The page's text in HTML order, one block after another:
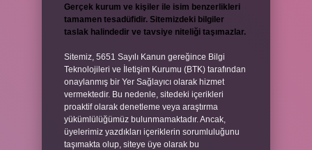
Gerçek kurum ve kişiler ile isim benzerlikleri
tamamen tesadüfidir. Sitemizdeki bilgiler
taslak halindedir ve tavsiye niteliği taşımazlar.
Sitemiz, 5651 Sayılı Kanun gereğince Bilgi
Teknolojileri ve İletişim Kurumu (BTK) tarafından
onaylanmış bir Yer Sağlayıcı olarak hizmet
vermektedir. Bu nedenle, sitedeki içerikleri
proaktif olarak denetleme veya araştırma
yükümlülüğümüz bulunmamaktadır. Ancak,
üyelerimiz yazdıkları içeriklerin sorumluluğunu
taşımakta olup, siteye üye olarak bu